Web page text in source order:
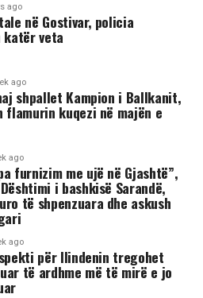
ago
në Gostivar, policia
veta
ago
shpallet Kampion i Ballkanit,
flamurin kuqezi në majën e
ago
furnizim me ujë në Gjashtë”,
i bashkisë Sarandë,
të shpenzuara dhe askush
ago
për Ilindenin tregohet
të ardhme më të mirë e jo